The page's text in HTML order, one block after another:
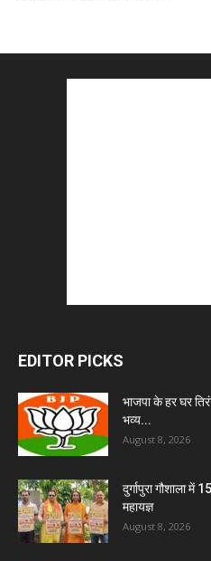
EDITOR PICKS
भाजपा के हर घर
भव्य...
August 8, 2026
दुर्गापुरा गौशाला
महायज्ञ
August 8, 2026